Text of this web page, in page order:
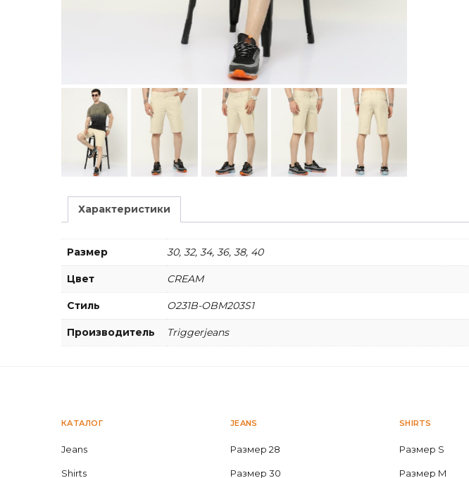
Характеристики
Размер 30, 32, 34, 36, 38, 40
Цвет CREAM
Стиль O231B-OBM203S1
Производитель Triggerjeans
КАТАЛОГ
Jeans
Shirts
JEANS
Размер 28
Размер 30
SHIRTS
Размер S
Размер M